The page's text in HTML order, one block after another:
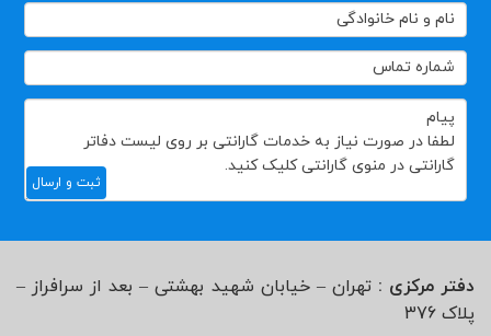
تماس
با
ثبت و ارسال
دفتر مرکزی : تهران – خیابان شهید بهشتی – بعد از سرافراز –
پلاک 376